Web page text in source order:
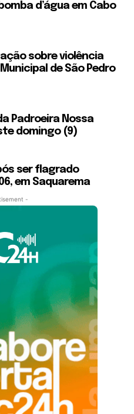
d’água em Cabo
sobre violência
de São Pedro
Padroeira Nossa
domingo (9)
ser flagrado
em Saquarema
-